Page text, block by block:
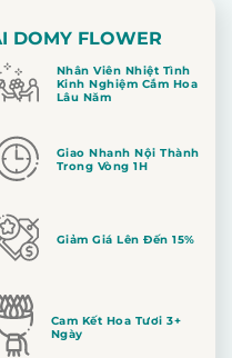
DOMY FLOWER
Nhân Viên Nhiệt Tình
Kinh Nghiệm Cắm Hoa
Lâu Năm
Giao Nhanh Nội Thành
Trong Vòng 1H
Giảm Giá Lên Đến 15%
Cam Kết Hoa Tươi 3+
Ngày